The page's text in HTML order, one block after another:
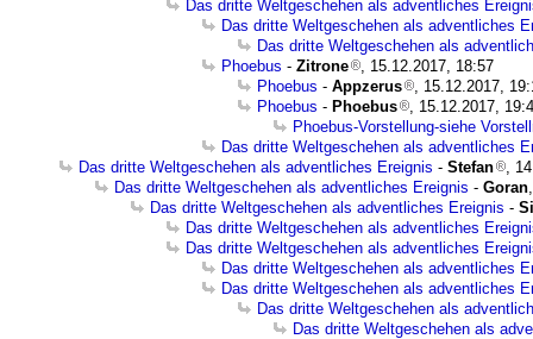
Das dritte Weltgeschehen als adventliches
Das dritte Weltgeschehen als adventliches
Das dritte Weltgeschehen als
Phoebus - Zitrone
, 15.12.2017, 18:57
Phoebus - Appzerus
, 15.12.2017,
Phoebus - Phoebus
, 15.12.2017,
Phoebus-Vorstellung-siehe
Das dritte Weltgeschehen als adventliches
Das dritte Weltgeschehen als adventliches Ereignis - Stefan
,
Das dritte Weltgeschehen als adventliches Ereignis - Goran
Das dritte Weltgeschehen als adventliches Ereignis -
Das dritte Weltgeschehen als adventliches
Das dritte Weltgeschehen als adventliches
Das dritte Weltgeschehen als adventliches
Das dritte Weltgeschehen als adventliches
Das dritte Weltgeschehen als
Das dritte Weltgeschehen als